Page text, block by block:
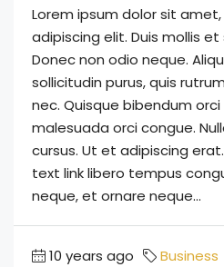
Lorem ipsum dolor sit
adipiscing elit. Duis mollis
Donec non odio neque.
sollicitudin purus, quis
nec. Quisque bibendum
malesuada orci congue.
cursus. Ut et adipiscing
text link libero tempus
neque, et ornare neque...
10 years ago Business